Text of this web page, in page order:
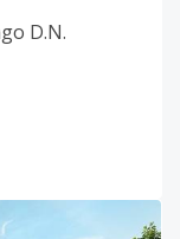
D.N.